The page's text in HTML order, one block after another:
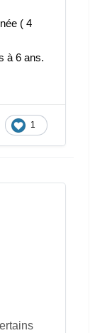
( 4
à 6 ans.
1